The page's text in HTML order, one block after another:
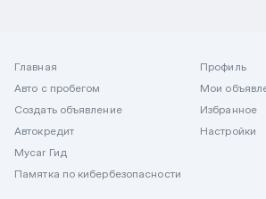
Главная
Авто с пробегом
Создать объявление
Автокредит
Mycar Гид
Памятка по кибербезопасности
Профиль
Мои
Избранное
Настройки